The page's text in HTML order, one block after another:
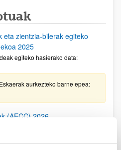
eta zientzia-bilerak egiteko
2025
egiteko hasierako data:
aurkezteko barne epea:
(AECC) 2026